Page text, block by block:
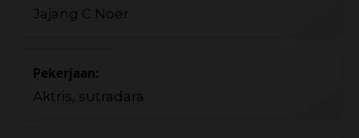
Jajang C Noer
Pekerjaan:
Aktris, sutradara